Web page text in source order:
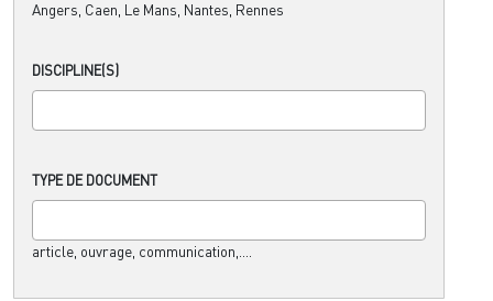
Angers, Caen, Le Mans, Nantes, Rennes
DISCIPLINE(S)
TYPE DE DOCUMENT
article, ouvrage, communication,....